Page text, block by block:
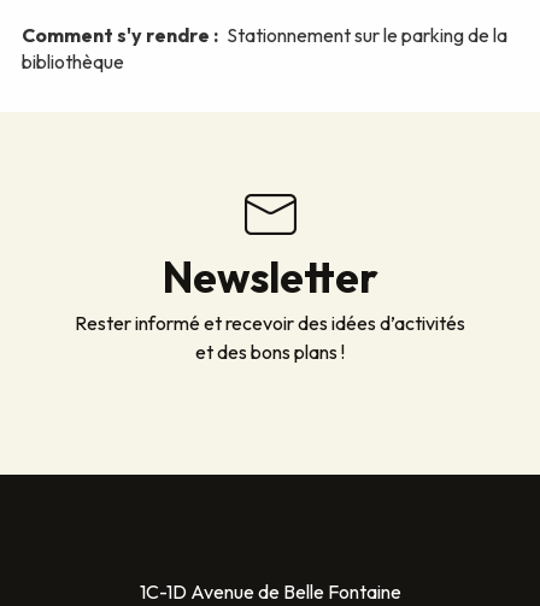
Newsletter
Rester informé et recevoir des idées d’activités
et des bons plans !
1C-1D Avenue de Belle Fontaine